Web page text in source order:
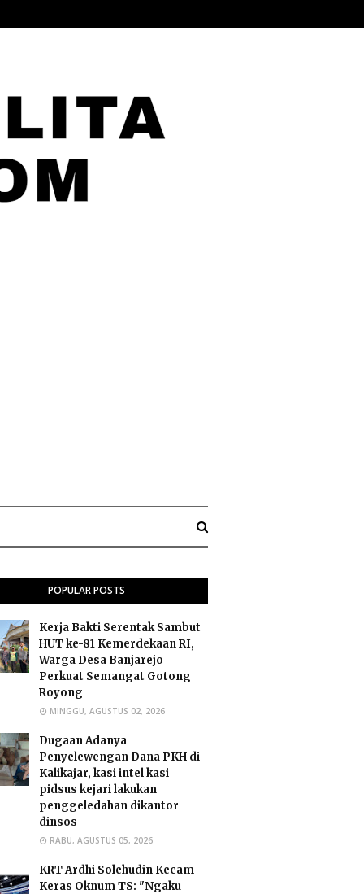
POPULAR POSTS
Kerja Bakti Serentak Sambut
HUT ke-81 Kemerdekaan RI,
Warga Desa Banjarejo
Perkuat Semangat Gotong
Royong
MINGGU, AGUSTUS 02, 2026
Dugaan Adanya
Penyelewengan Dana PKH di
Kalikajar, kasi intel kasi
pidsus kejari lakukan
penggeledahan dikantor
dinsos
RABU, AGUSTUS 05, 2026
​KRT Ardhi Solehudin Kecam
Keras Oknum TS: "Ngaku